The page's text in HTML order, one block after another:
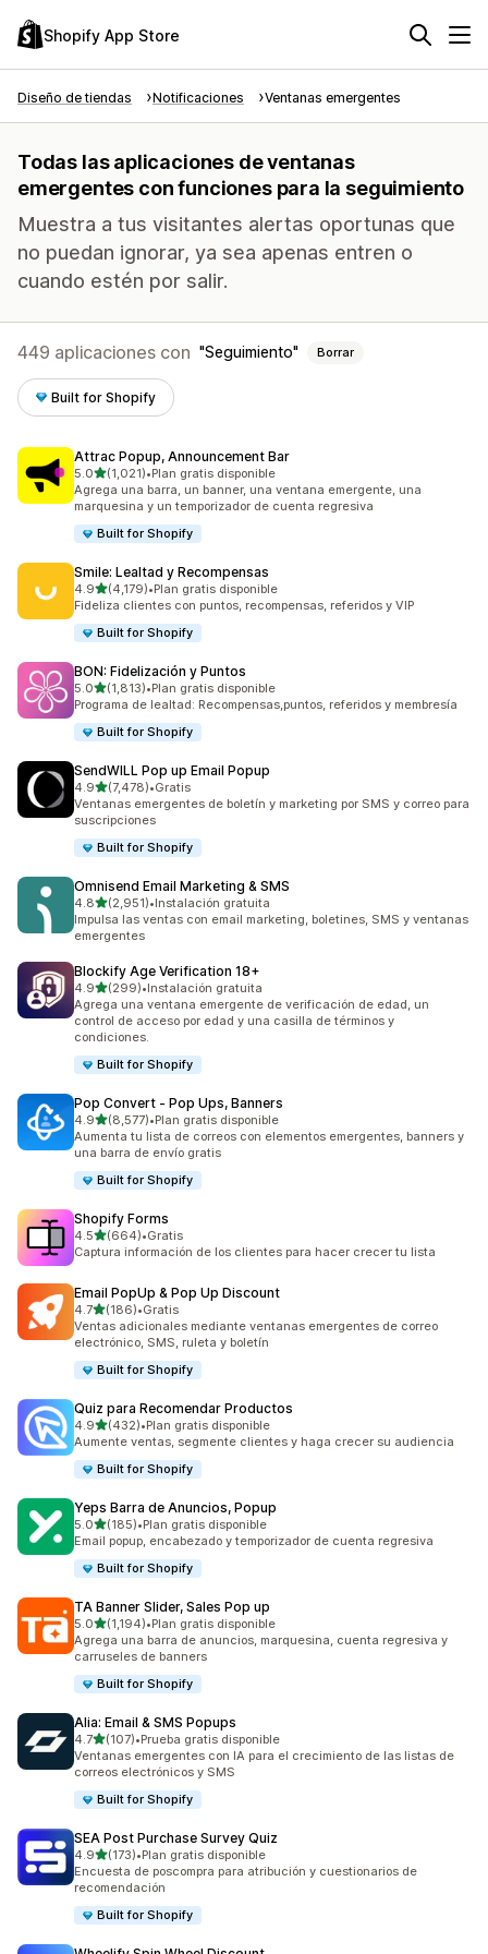
Shopify App Store
Diseño de tiendas Notificaciones Ventanas emergentes
Todas las aplicaciones de ventanas
emergentes con funciones para la seguimiento
Muestra a tus visitantes alertas oportunas que
no puedan ignorar, ya sea apenas entren o
cuando estén por salir.
449 aplicaciones con Seguimiento Borrar
Built for Shopify
Attrac Popup, Announcement Bar
5.0de 5 estrellas
(1,021)
1021 reseñas en total
•Plan gratis disponible
Agrega una barra, un banner, una ventana emergente, una
marquesina y un temporizador de cuenta regresiva
Built for Shopify
Smile: Lealtad y Recompensas
4.9de 5 estrellas
(4,179)
4179 reseñas en total
•Plan gratis disponible
Fideliza clientes con puntos, recompensas, referidos y VIP
Built for Shopify
BON: Fidelización y Puntos
5.0de 5 estrellas
(1,813)
1813 reseñas en total
•Plan gratis disponible
Programa de lealtad: Recompensas,puntos, referidos y membresía
Built for Shopify
SendWILL Pop up Email Popup
4.9de 5 estrellas
(7,478)
7478 reseñas en total
•Gratis
Ventanas emergentes de boletín y marketing por SMS y correo para
suscripciones
Built for Shopify
Omnisend Email Marketing & SMS
4.8de 5 estrellas
(2,951)
2951 reseñas en total
•Instalación gratuita
Impulsa las ventas con email marketing, boletines, SMS y ventanas
emergentes
Blockify Age Verification 18+
4.9de 5 estrellas
(299)
299 reseñas en total
•Instalación gratuita
Agrega una ventana emergente de verificación de edad, un
control de acceso por edad y una casilla de términos y
condiciones.
Built for Shopify
Pop Convert ‑ Pop Ups, Banners
4.9de 5 estrellas
(8,577)
8577 reseñas en total
•Plan gratis disponible
Aumenta tu lista de correos con elementos emergentes, banners y
una barra de envío gratis
Built for Shopify
Shopify Forms
4.5de 5 estrellas
(664)
664 reseñas en total
•Gratis
Captura información de los clientes para hacer crecer tu lista
Email PopUp & Pop Up Discount
4.7de 5 estrellas
(186)
186 reseñas en total
•Gratis
Ventas adicionales mediante ventanas emergentes de correo
electrónico, SMS, ruleta y boletín
Built for Shopify
Quiz para Recomendar Productos
4.9de 5 estrellas
(432)
432 reseñas en total
•Plan gratis disponible
Aumente ventas, segmente clientes y haga crecer su audiencia
Built for Shopify
Yeps Barra de Anuncios, Popup
5.0de 5 estrellas
(185)
185 reseñas en total
•Plan gratis disponible
Email popup, encabezado y temporizador de cuenta regresiva
Built for Shopify
TA Banner Slider, Sales Pop up
5.0de 5 estrellas
(1,194)
1194 reseñas en total
•Plan gratis disponible
Agrega una barra de anuncios, marquesina, cuenta regresiva y
carruseles de banners
Built for Shopify
Alia: Email & SMS Popups
4.7de 5 estrellas
(107)
107 reseñas en total
•Prueba gratis disponible
Ventanas emergentes con IA para el crecimiento de las listas de
correos electrónicos y SMS
Built for Shopify
SEA Post Purchase Survey Quiz
4.9de 5 estrellas
(173)
173 reseñas en total
•Plan gratis disponible
Encuesta de poscompra para atribución y cuestionarios de
recomendación
Built for Shopify